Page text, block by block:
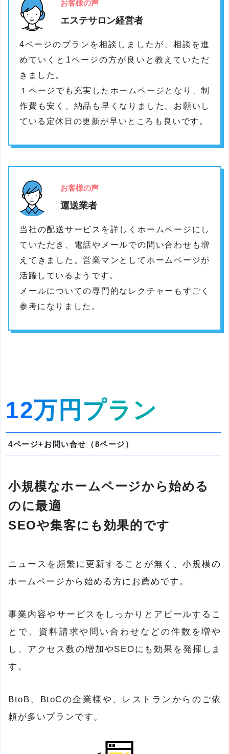
お客様の声
エステサロン経営者
4ページのプランを相談しましたが、相談を進
めていくと1ページの方が良いと教えていただ
きました。
１ページでも充実したホームページとなり、制
作費も安く、納品も早くなりました。お願いし
ている定休日の更新が早いところも良いです。
お客様の声
運送業者
当社の配送サービスを詳しくホームページにし
ていただき、電話やメールでの問い合わせも増
えてきました。営業マンとしてホームページが
活躍しているようです。
メールについての専門的なレクチャーもすごく
参考になりました。
12万円プラン
4ページ+お問い合せ（8ページ）
小規模なホームページから始める
のに最適
SEOや集客にも効果的です
ニュースを頻繁に更新することが無く、小規模の
ホームページから始める方にお薦めです。
事業内容やサービスをしっかりとアピールするこ
とで、資料請求や問い合わせなどの件数を増や
し、アクセス数の増加やSEOにも効果を発揮しま
す。
BtoB、BtoCの企業様や、レストランからのご依
頼が多いプランです。